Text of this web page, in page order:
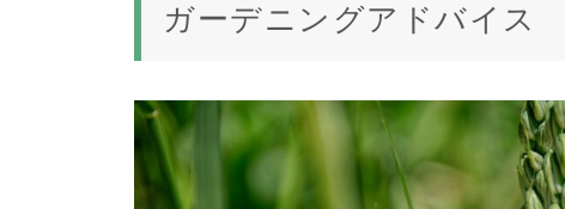
ガーデニングアドバイス